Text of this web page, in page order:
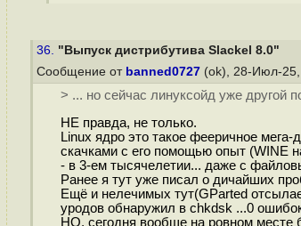
36. "Выпуск дистрибутива Slackel 8.0"
Сообщение от banned0727 (ok), 28-Июл-
> ... но сейчас линуксойд уже другой
НЕ правда, не только.
Linux ядро это такое фееричное
скачками с его помощью опыт (WINE
- в 3-ем тысячелетии... даже с
Ранее я тут уже писал о дичайших
Ещё и нелечимых тут(GParted
уродов обнаружил в chkdsk ...0
НО, сегодня вообще на ровном месте